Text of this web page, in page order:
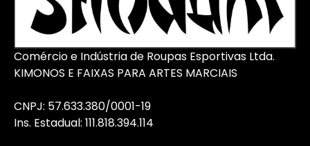
Comércio e Indústria de Roupas Esportivas Ltda.
KIMONOS E FAIXAS PARA ARTES MARCIAIS
CNPJ: 57.633.380/0001-19
Ins. Estadual: 111.818.394.114